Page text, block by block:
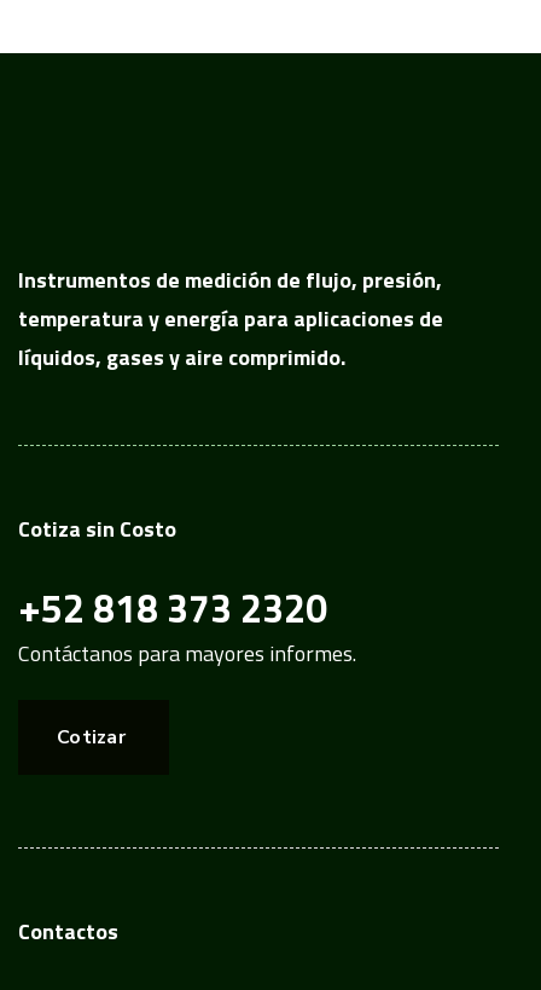
Instrumentos de medición de flujo, presión,
temperatura y energía para aplicaciones de
líquidos, gases y aire comprimido.
Cotiza sin Costo
+52 818 373 2320
Contáctanos para mayores informes.
Cotizar
Contactos